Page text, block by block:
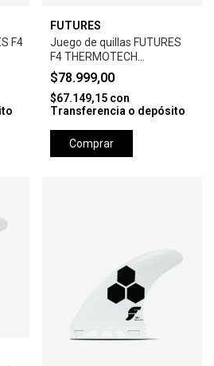
F4 ALPHA
FUTURES
Juego de quillas FUTURES
F4 THERMOTECH
THRUSTER x 3 PCS -
SMALL-WHITE
$78.999,00
$67.149,15 con
Transferencia o depósito
Comprar